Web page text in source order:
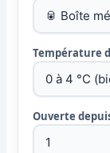
Température
Ouverte